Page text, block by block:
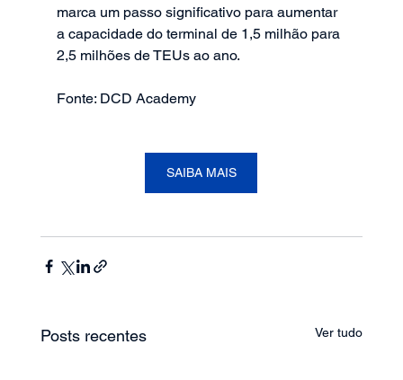
marca um passo significativo para aumentar
a capacidade do terminal de 1,5 milhão para
2,5 milhões de TEUs ao ano.
Fonte: DCD Academy
SAIBA MAIS
Posts recentes Ver tudo